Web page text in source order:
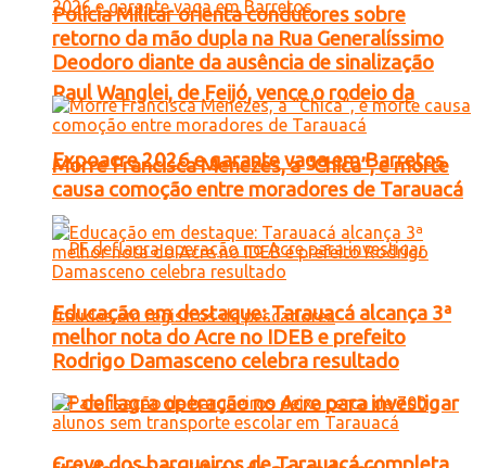
Raul Wanglei, de Feijó, vence o rodeio da
Expoacre 2026 e garante vaga em Barretos
PF deflagra operação no Acre para investigar
Polícia Militar orienta condutores sobre
retorno da mão dupla na Rua Generalíssimo
Deodoro diante da ausência de sinalização
Morre Francisca Menezes, a “Chica”, e morte
causa comoção entre moradores de Tarauacá
Educação em destaque: Tarauacá alcança 3ª
melhor nota do Acre no IDEB e prefeito
Rodrigo Damasceno celebra resultado